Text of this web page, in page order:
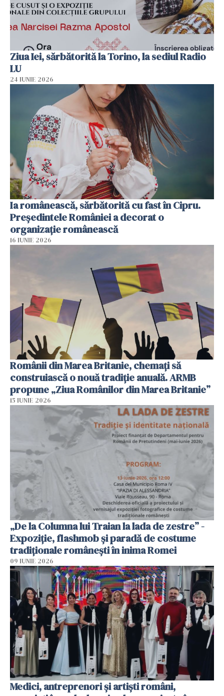
Ziua Iei, sărbătorită la Torino, la sediul Radio
LU
24 IUNIE 2026
Ia românească, sărbătorită cu fast în Cipru.
Președintele României a decorat o
organizație românească
16 IUNIE 2026
Românii din Marea Britanie, chemați să
construiască o nouă tradiție anuală. ARMB
propune „Ziua Românilor din Marea Britanie”
15 IUNIE 2026
„De la Columna lui Traian la lada de zestre” -
Expoziție, flashmob și paradă de costume
tradiționale românești în inima Romei
09 IUNIE 2026
Medici, antreprenori și artiști români,